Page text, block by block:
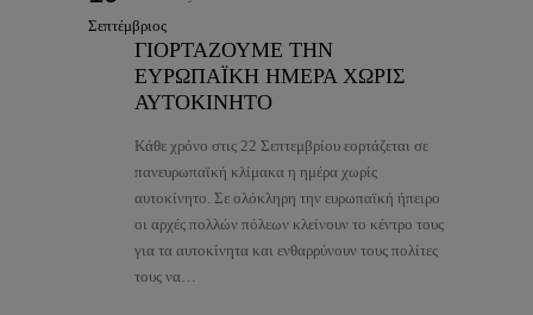
Σεπτέμβριος
ΓΙΟΡΤΑΖΟΥΜΕ ΤΗΝ
ΕΥΡΩΠΑΪΚΗ ΗΜΕΡΑ ΧΩΡΙΣ
ΑΥΤΟΚΙΝΗΤΟ
Κάθε χρόνο στις 22 Σεπτεμβρίου εορτάζεται σε
πανευρωπαϊκή κλίμακα η ημέρα χωρίς
αυτοκίνητο. Σε ολόκληρη την ευρωπαϊκή ήπειρο
οι αρχές πολλών πόλεων κλείνουν το κέντρο τους
για τα αυτοκίνητα και ενθαρρύνουν τους πολίτες
τους να…